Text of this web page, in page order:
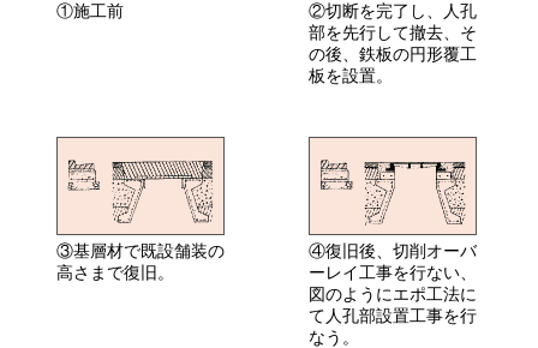
①施工前
②切断を完了し、人孔
部を先行して撤去、そ
の後、鉄板の円形覆工
板を設置。
③基層材で既設舗装の
高さまで復旧。
④復旧後、切削オーバ
ーレイ工事を行ない、
図のようにエポ工法に
て人孔部設置工事を行
なう。